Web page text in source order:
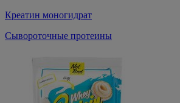
Креатин моногидрат
Сывороточные протеины